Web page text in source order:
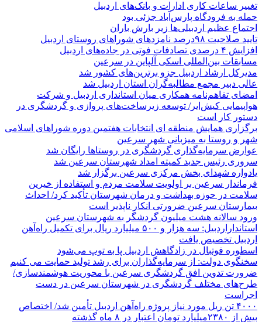
تغییر ساعات کاری ادارات و بانک‌های اردبیل
حمله به فرودگاه پارس‌‌آباد جزئی بود
اجتماع عظیم اردبیلی‌ها زیر بارش باران
تایید صلاحیت ۹۸درصد نامزدهای شوراهای روستای اردبیل
افزایش ۴ درصدی تصادفات فوتی در جاده‌های اردبیل
مسابقات بین‌المللی اسکی آلپاین در سرعین
مدیرکل ارشاد اردبیل جزو برترین‌های کشور شد
عالی دبیر مجمع مطالبه‌گران استان اردبیل شد
امضای تفاهم‌نامه همکاری میان استانداری اردبیل و شرکت
هواپیمایی کیش‌ایر/ توسعه زیرساخت‌های پروازی و گردشگری در
دستور کار است
برگزاری همایش منطقه ای انتخابات هفتمین دوره شوراهای اسلامی
شهر و روستا به میزبانی شهر سرعین
عوارض سرمایه‌گذاری گردشگری در روستاها رایگان شد
سروری رئیس جدید کمیته امداد شهرستان سرعین شد
یادواره شهدای بخش مرکزی سرعین برگزار شد
فرماندار سرعین بر اولویت سلامت مردم و استفاده از خیرین
سلامت در حوزه بهداشت و درمان شهرستان تأکید کرد/ احداث
بیمارستان سرعین ضرورتی انکار ناپذیر است
ورود سالانه هشت میلیون گردشگر به شهرستان سرعین
استانداراردبیل: سه هزار و ۵۰۰ میلیارد ریال برای تکمیل راه‌آهن
اردبیل تخصیص یافت
اسطوره فوتبال در زادگاهش اردبیل پا به توپ می‌شود
سخنگوی دولت: از سرمایه‌گذاران برای رشد تولید حمایت می کنیم
ضرورت تدوین افق گردشگری سرعین با محوریت هوشمندسازی/
طرح‌های مختلف گردشگری در شهرستان سرعین در دست
اجراست
۴۰۰۰ تن ریل مورد نیاز پروژه راه‌آهن اردبیل تأمین شد/ اختصاص
بیش از ۲۳۸۰میلیارد تومان اعتبار در ۸ ماه گذشته